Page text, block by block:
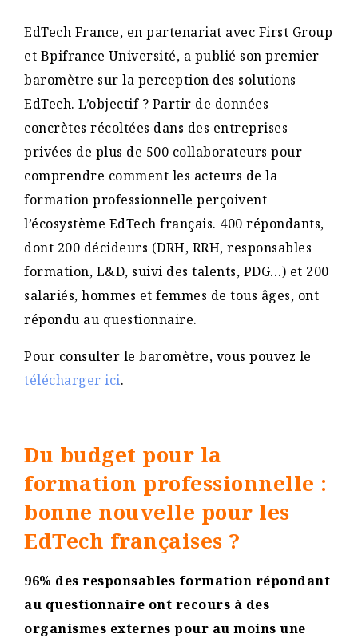
EdTech France, en partenariat avec First Group
et Bpifrance Université, a publié son premier
baromètre sur la perception des solutions
EdTech. L’objectif ? Partir de données
concrètes récoltées dans des entreprises
privées de plus de 500 collaborateurs pour
comprendre comment les acteurs de la
formation professionnelle perçoivent
l’écosystème EdTech français. 400 répondants,
dont 200 décideurs (DRH, RRH, responsables
formation, L&D, suivi des talents, PDG…) et 200
salariés, hommes et femmes de tous âges, ont
répondu au questionnaire.
Pour consulter le baromètre, vous pouvez le
télécharger ici.
Du budget pour la
formation professionnelle :
bonne nouvelle pour les
EdTech françaises ?
96% des responsables formation répondant
au questionnaire ont recours à des
organismes externes pour au moins une